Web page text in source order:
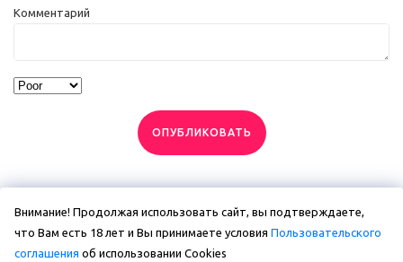
Комментарий
ОПУБЛИКОВАТЬ
Внимание! Продолжая использовать сайт, вы подтверждаете,
что Вам есть 18 лет и Вы принимаете условия Пользовательского
соглашения об использовании Сookies